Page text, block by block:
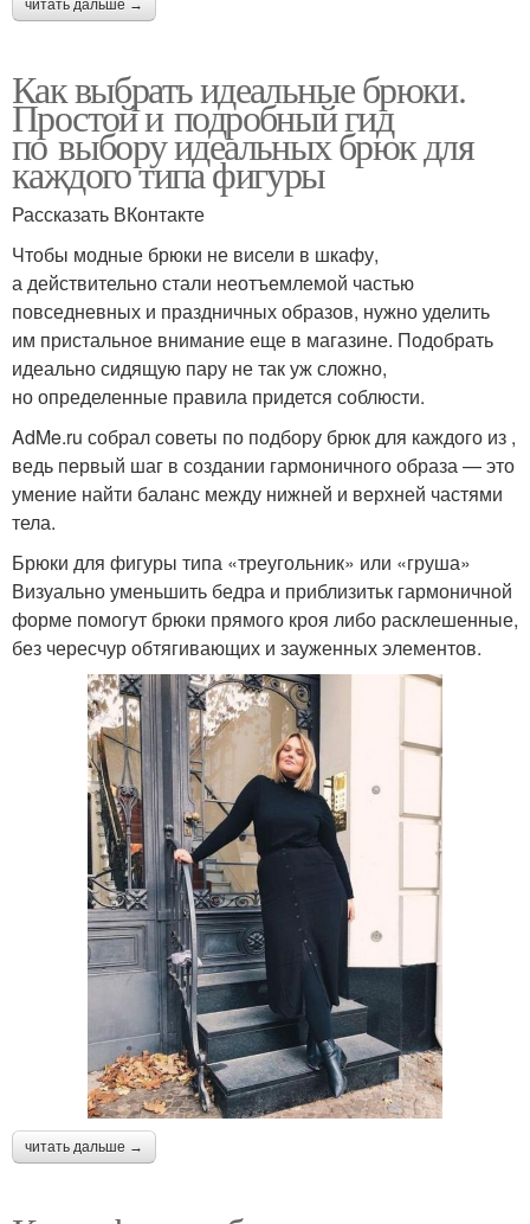
читать дальше →
Как выбрать идеальные брюки.
Простой и подробный гид
по выбору идеальных брюк для
каждого типа фигуры
Рассказать ВКонтакте
Чтобы модные брюки не висели в шкафу,
а действительно стали неотъемлемой частью
повседневных и праздничных образов, нужно уделить
им пристальное внимание еще в магазине. Подобрать
идеально сидящую пару не так уж сложно,
но определенные правила придется соблюсти.
AdMe.ru собрал советы по подбору брюк для каждого из ,
ведь первый шаг в создании гармоничного образа — это
умение найти баланс между нижней и верхней частями
тела.
Брюки для фигуры типа «треугольник» или «груша»
Визуально уменьшить бедра и приблизитьк гармоничной
форме помогут брюки прямого кроя либо расклешенные,
без чересчур обтягивающих и зауженных элементов.
читать дальше →